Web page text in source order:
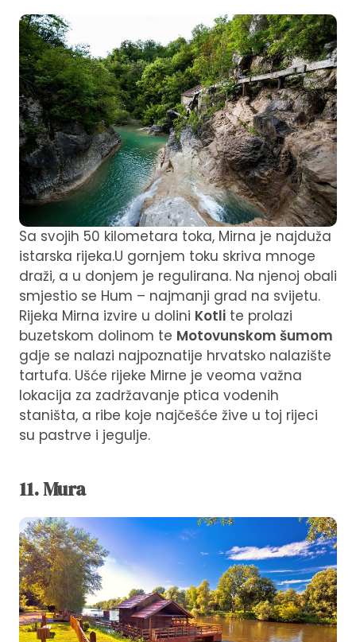
Sa svojih 50 kilometara toka, Mirna je najduža
istarska rijeka.U gornjem toku skriva mnoge
draži, a u donjem je regulirana. Na njenoj obali
smjestio se Hum – najmanji grad na svijetu.
Rijeka Mirna izvire u dolini Kotli te prolazi
buzetskom dolinom te Motovunskom šumom
gdje se nalazi najpoznatije hrvatsko nalazište
tartufa. Ušće rijeke Mirne je veoma važna
lokacija za zadržavanje ptica vodenih
staništa, a ribe koje najčešće žive u toj rijeci
su pastrve i jegulje.
11. Mura